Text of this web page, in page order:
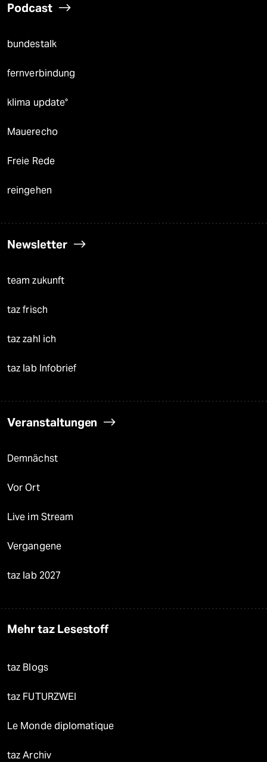
Podcast
bundestalk
fernverbindung
klima update°
Mauerecho
Freie Rede
reingehen
Newsletter
team zukunft
taz frisch
taz zahl ich
taz lab Infobrief
Veranstaltungen
Demnächst
Vor Ort
Live im Stream
Vergangene
taz lab 2027
Mehr taz Lesestoff
taz Blogs
taz FUTURZWEI
Le Monde diplomatique
taz Archiv